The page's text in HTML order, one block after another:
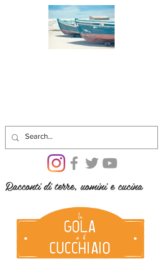
Racconti di terre, uomini e cucina